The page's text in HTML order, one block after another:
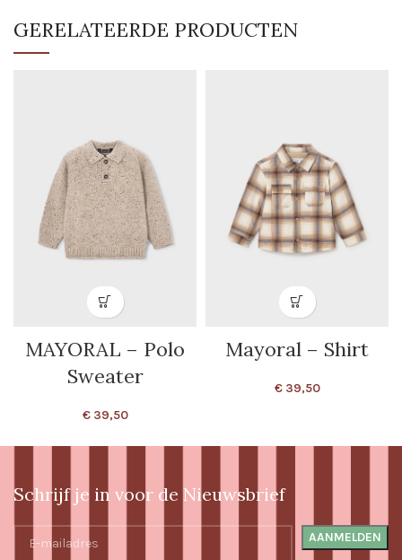
GERELATEERDE PRODUCTEN
MAYORAL – Polo
Sweater
€39,50
Mayoral – Shirt
€39,50
Schrijf je in voor de Nieuwsbrief